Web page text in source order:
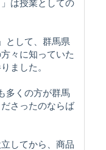
は授業としての
として、群馬県
々に知っていた
ました。
多くの方が群馬
さったのならば
してから、商品